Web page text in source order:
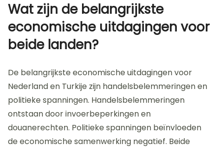
Wat zijn de belangrijkste
economische uitdagingen voor
beide landen?
De belangrijkste economische uitdagingen voor
Nederland en Turkije zijn handelsbelemmeringen en
politieke spanningen. Handelsbelemmeringen
ontstaan door invoerbeperkingen en
douanerechten. Politieke spanningen beïnvloeden
de economische samenwerking negatief. Beide